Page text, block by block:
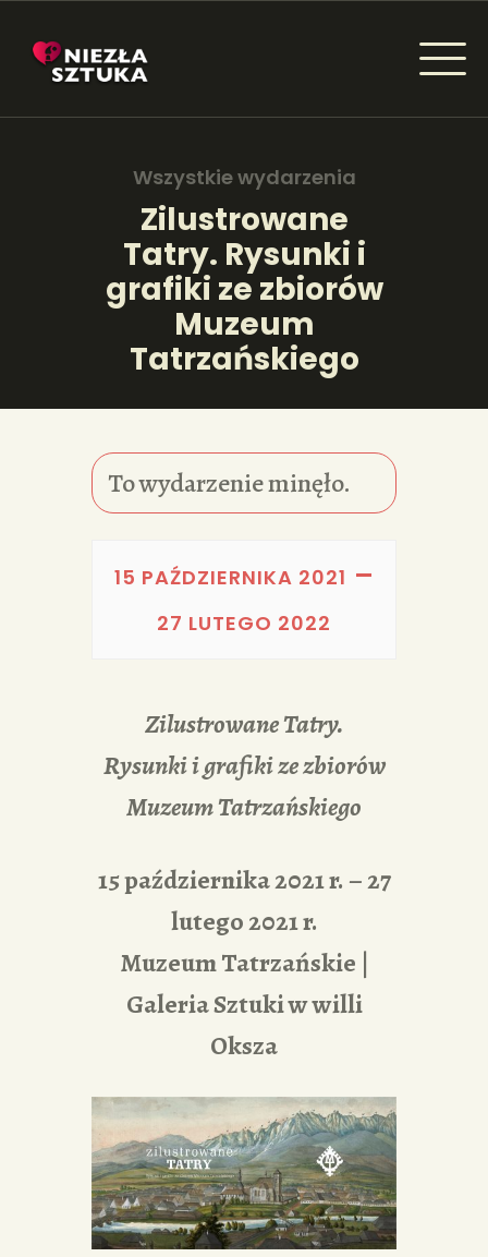
Wszystkie wydarzenia
Zilustrowane
Tatry. Rysunki i
grafiki ze zbiorów
Muzeum
Tatrzańskiego
NIEZŁA SZTUKA - NEWSY
AKTUALNOŚCI
WYDARZENIA
ARTYKUŁY
INSPIRACJE
KSIĄŻKI
PORTFOLIA
To wydarzenie minęło.
15 PAŹDZIERNIKA 2021 –
27 LUTEGO 2022
Zilustrowane Tatry.
Rysunki i grafiki ze zbiorów
Muzeum Tatrzańskiego
15 października 2021 r. – 27
lutego 2021 r.
Muzeum Tatrzańskie |
Galeria Sztuki w willi
Oksza